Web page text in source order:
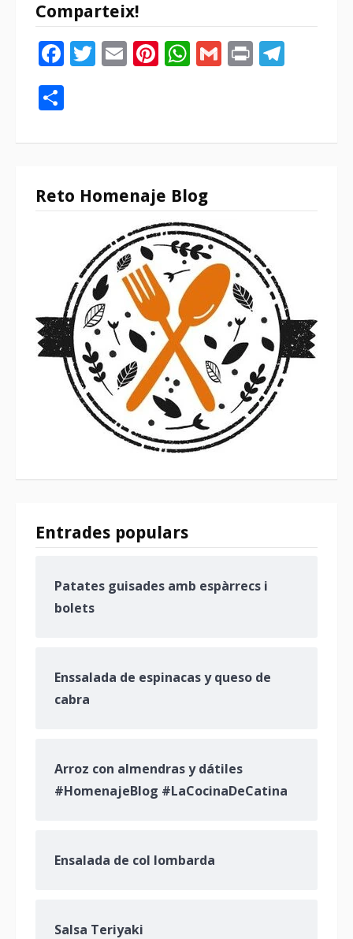
Comparteix!
Facebook
Twitter
EmailPinterest
WhatsApp
Gmail
Print
Reto Homenaje Blog
Entrades populars
Patates guisades amb espàrrecs i
bolets
Enssalada de espinacas y queso de
cabra
Arroz con almendras y dátiles
#HomenajeBlog #LaCocinaDeCatina
Ensalada de col lombarda
Salsa Teriyaki